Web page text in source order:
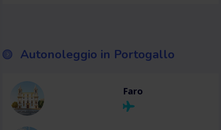
Autonoleggio in Portogallo
Faro